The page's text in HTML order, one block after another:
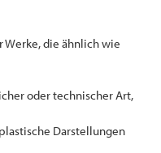
die ähnlich wie
oder technischer Art,
Darstellungen